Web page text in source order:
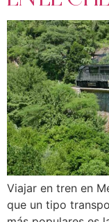
Viajar en tren en
que un tipo